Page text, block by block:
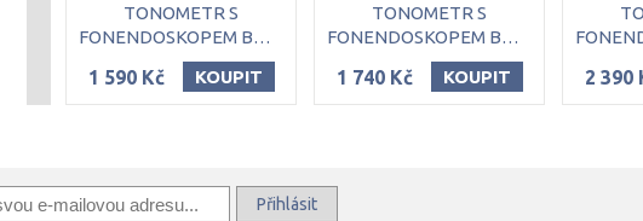
TONOMETR S
FONENDOSKOPEM BOSO MED I, 60 MM
1 590 Kč KOUPIT
TONOMETR S
FONENDOSKOPEM BOSO MED I, 60 MM, PRO LEVÁKY
1 740 Kč KOUPIT 2 390
Přihlásit